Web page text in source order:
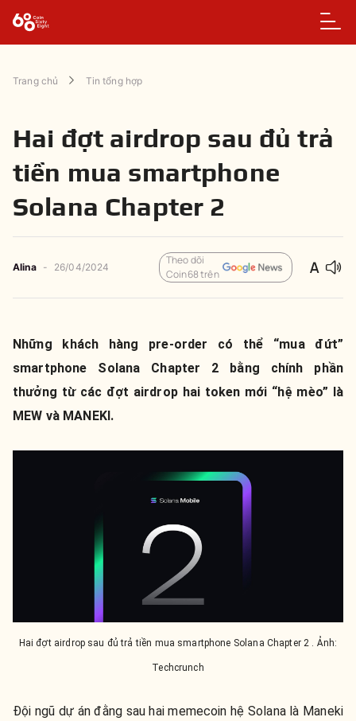
Trang chủ Tin tổng hợp
Hai đợt airdrop sau đủ trả
tiền mua smartphone
Solana Chapter 2
Alina - 26/04/2024
Theo dõi
Coin68 trên
Những khách hàng pre-order có thể “mua đứt”
smartphone Solana Chapter 2 bằng chính phần
thưởng từ các đợt airdrop hai token mới “hệ mèo” là
MEW và MANEKI.
Hai đợt airdrop sau đủ trả tiền mua smartphone Solana Chapter 2 . Ảnh:
Techcrunch
Đội ngũ dự án đằng sau hai memecoin hệ Solana là Maneki